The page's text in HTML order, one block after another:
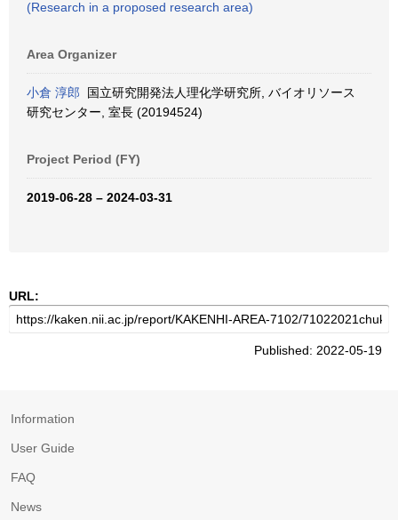
(Research in a proposed research area)
Area Organizer
小倉 淳郎 国立研究開発法人理化学研究所, バイオリソース
研究センター, 室長 (20194524)
Project Period (FY)
2019-06-28 – 2024-03-31
URL:
Published: 2022-05-19
Information
User Guide
FAQ
News